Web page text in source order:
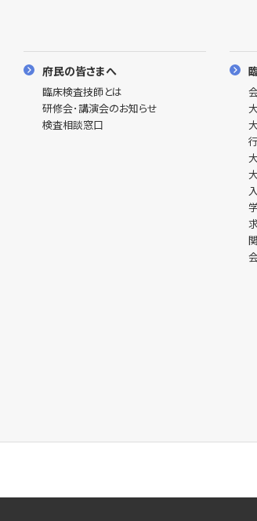
府民の皆さまへ
臨床検査技師とは
研修会･講演会のお知らせ
検査相談窓口